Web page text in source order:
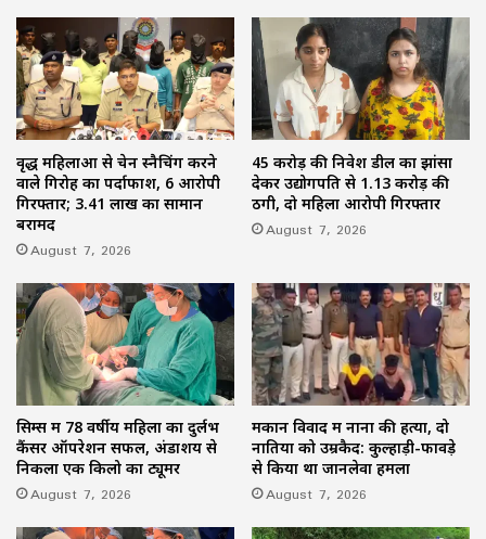
वृद्ध महिलाओं से चेन स्नैचिंग करने
वाले गिरोह का पर्दाफाश, 6 आरोपी
गिरफ्तार; 3.41 लाख का सामान
बरामद
August 7, 2026
45 करोड़ की निवेश डील का झांसा
देकर उद्योगपति से 1.13 करोड़ की
ठगी, दो महिला आरोपी गिरफ्तार
August 7, 2026
सिम्स में 78 वर्षीय महिला का दुर्लभ
कैंसर ऑपरेशन सफल, अंडाशय से
निकला एक किलो का ट्यूमर
August 7, 2026
मकान विवाद में नाना की हत्या, दो
नातियों को उम्रकैद: कुल्हाड़ी-फावड़े
से किया था जानलेवा हमला
August 7, 2026